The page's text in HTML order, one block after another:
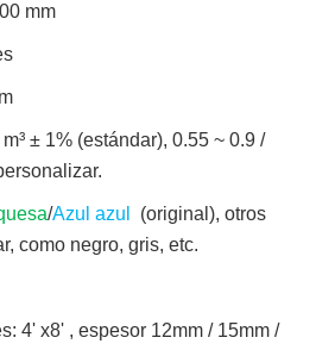
mm
± 1% (estándar), 0.55 ~ 0.9 /
/Azul azul
(original), otros
como negro, gris, etc.
4' x8' , espesor 12mm / 15mm /